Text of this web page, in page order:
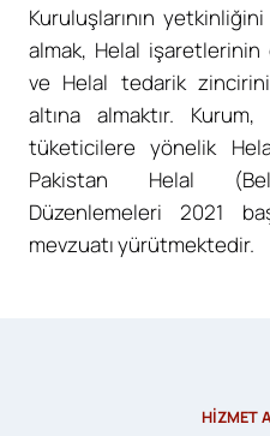
Kuruluşlarının
almak, Helal işaretlerinin
ve Helal tedarik
altına almaktır.
tüketicilere yönelik
Pakistan Helal
Düzenlemeleri 2021
mevzuatı yürütmektedir.
HİZMET